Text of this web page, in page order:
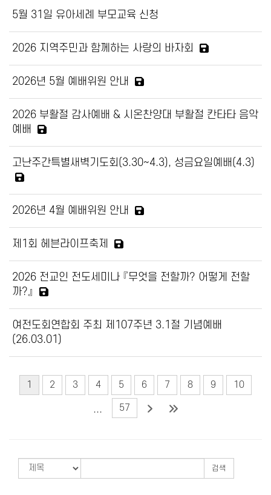
5월 31일 유아세례 부모교육 신청
2026 지역주민과 함께하는 사랑의 바자회
2026년 5월 예배위원 안내
2026 부활절 감사예배 & 시온찬양대 부활절 칸타타 음악
예배
고난주간특별새벽기도회(3.30~4.3), 성금요일예배(4.3)
2026년 4월 예배위원 안내
제1회 헤븐라이프축제
2026 전교인 전도세미나 『무엇을 전할까? 어떻게 전할
까?』
여전도회연합회 주최 제107주년 3.1절 기념예배
(26.03.01)
1 2 3 4 5 6 7 8 9 10
... 57
검색